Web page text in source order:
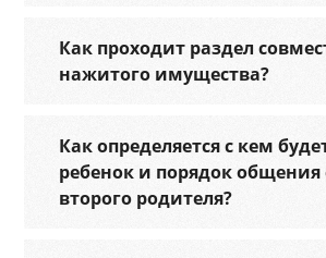
Как проходит раздел
нажитого имущества?
Как определяется с кем
ребенок и порядок
второго родителя?